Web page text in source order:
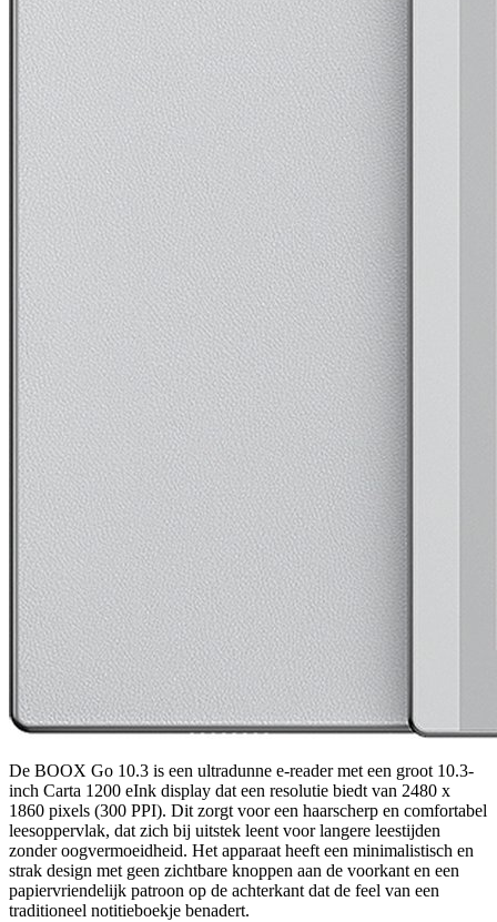
De BOOX Go 10.3 is een ultradunne e-reader met een groot 10.3-
inch Carta 1200 eInk display dat een resolutie biedt van 2480 x
1860 pixels (300 PPI). Dit zorgt voor een haarscherp en comfortabel
leesoppervlak, dat zich bij uitstek leent voor langere leestijden
zonder oogvermoeidheid. Het apparaat heeft een minimalistisch en
strak design met geen zichtbare knoppen aan de voorkant en een
papiervriendelijk patroon op de achterkant dat de feel van een
traditioneel notitieboekje benadert.